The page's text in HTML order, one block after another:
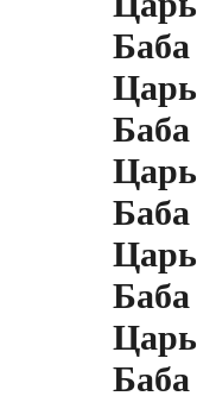
Царь
Царь
Царь
Царь